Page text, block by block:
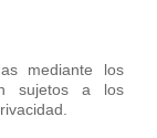
mediante los
sujetos a los